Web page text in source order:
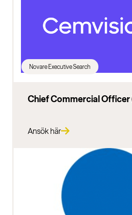
Novare Executive Search
Chief Commercial Officer
Ansök här